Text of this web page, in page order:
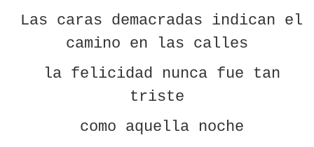
Las caras demacradas indican el
camino en las calles
la felicidad nunca fue tan
triste
como aquella noche